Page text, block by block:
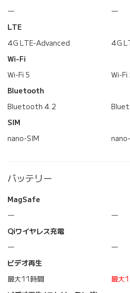
―
―
LTE
4G LTE-Advanced
4G
Wi-Fi
Wi-Fi 5
Wi-Fi
Bluetooth
Bluetooth 4.2
SIM
nano-SIM
バッテリー
MagSafe
―
―
Qiワイヤレス充電
―
―
ビデオ再生
最大11時間
最大